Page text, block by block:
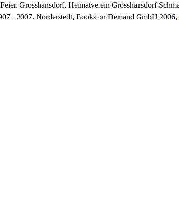
Grosshansdorf, Heimatverein Grosshansdorf-
- 2007. Norderstedt, Books on Demand GmbH 2006,